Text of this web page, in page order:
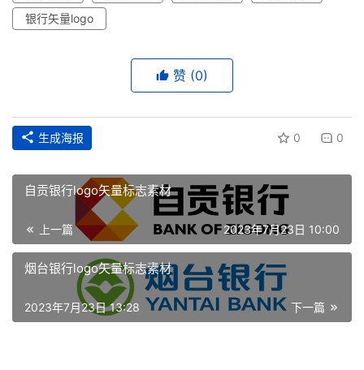
首
页
资
平
面
空
银行矢量logo
赞 (0)
生成海报 0 0
自贡银行logo矢量标志素材
上一篇 2023年7月23日 10:00
烟台银行logo矢量标志素材
下一篇
2023年7月23日 13:28